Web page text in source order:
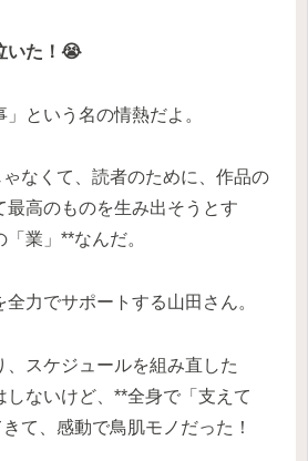
いた！😭
という名の情熱だよ。
なくて、読者のために、作品の
最高のものを生み出そうとす
業」**なんだ。
力でサポートする山田さん。
、スケジュールを組み直した
しないけど、**全身で「支えて
て、感動で鳥肌モノだった！